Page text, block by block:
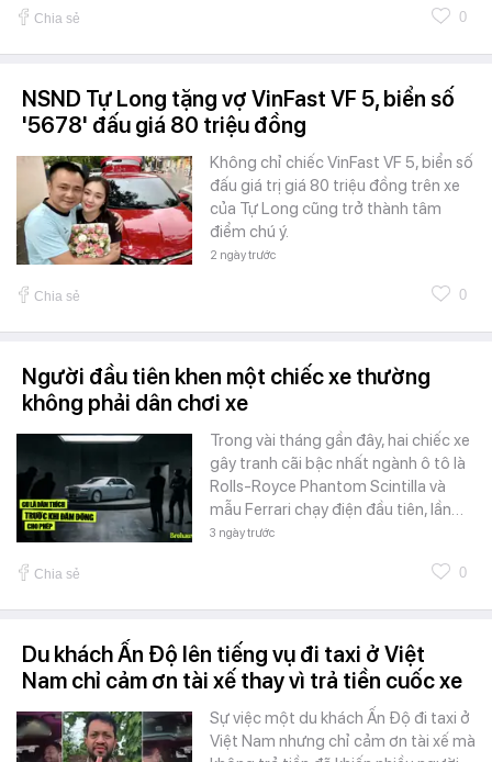
Chia sẻ 0
NSND Tự Long tặng vợ VinFast VF 5, biển số
'5678' đấu giá 80 triệu đồng
Không chỉ chiếc VinFast VF 5, biển số
đấu giá trị giá 80 triệu đồng trên xe
của Tự Long cũng trở thành tâm
điểm chú ý.
2 ngày trước
Chia sẻ 0
Người đầu tiên khen một chiếc xe thường
không phải dân chơi xe
Trong vài tháng gần đây, hai chiếc xe
gây tranh cãi bậc nhất ngành ô tô là
Rolls-Royce Phantom Scintilla và
mẫu Ferrari chạy điện đầu tiên, lần…
3 ngày trước
Chia sẻ 0
Du khách Ấn Độ lên tiếng vụ đi taxi ở Việt
Nam chỉ cảm ơn tài xế thay vì trả tiền cuốc xe
Sự việc một du khách Ấn Độ đi taxi ở
Việt Nam nhưng chỉ cảm ơn tài xế mà